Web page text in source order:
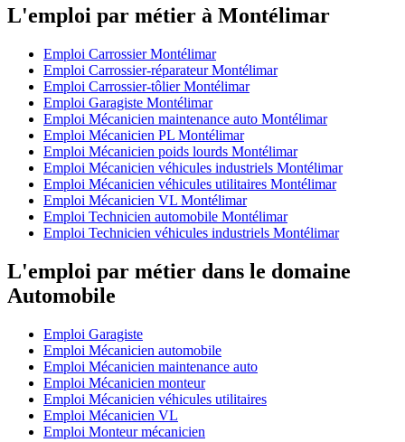
L'emploi par métier à Montélimar
Emploi Carrossier Montélimar
Emploi Carrossier-réparateur Montélimar
Emploi Carrossier-tôlier Montélimar
Emploi Garagiste Montélimar
Emploi Mécanicien maintenance auto Montélimar
Emploi Mécanicien PL Montélimar
Emploi Mécanicien poids lourds Montélimar
Emploi Mécanicien véhicules industriels Montélimar
Emploi Mécanicien véhicules utilitaires Montélimar
Emploi Mécanicien VL Montélimar
Emploi Technicien automobile Montélimar
Emploi Technicien véhicules industriels Montélimar
L'emploi par métier dans le domaine
Automobile
Emploi Garagiste
Emploi Mécanicien automobile
Emploi Mécanicien maintenance auto
Emploi Mécanicien monteur
Emploi Mécanicien véhicules utilitaires
Emploi Mécanicien VL
Emploi Monteur mécanicien